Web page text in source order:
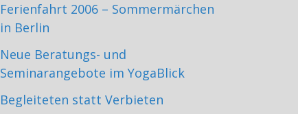
Ferienfahrt 2006 – Sommermärchen
in Berlin
Neue Beratungs- und
Seminarangebote im YogaBlick
Begleiteten statt Verbieten